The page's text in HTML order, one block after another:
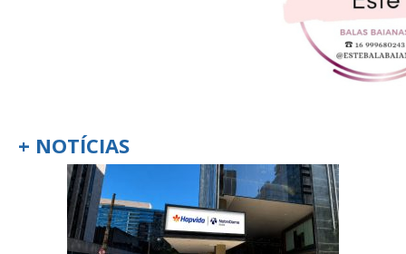
+ NOTÍCIAS